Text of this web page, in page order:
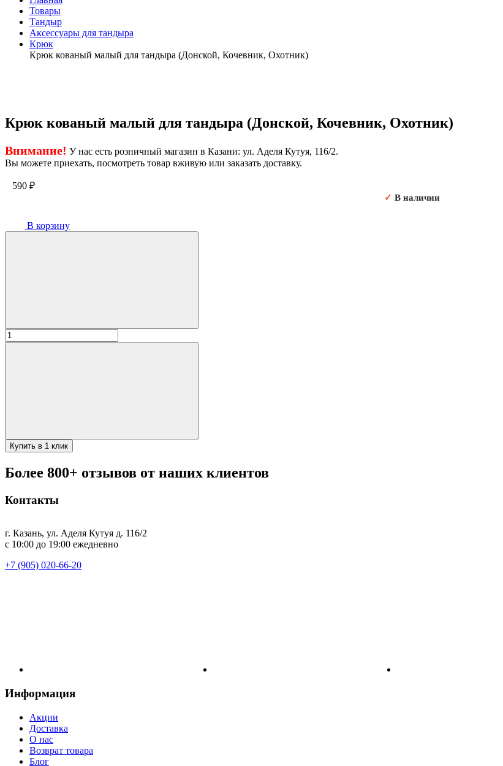
Товары
Тандыр
Аксессуары для тандыра
Крюк
Крюк кованый малый для тандыра (Донской, Кочевник, Охотник)
Крюк кованый малый для тандыра (Донской, Кочевник, Охотник)
Внимание! У нас есть розничный магазин в Казани: ул. Аделя Кутуя, 116/2.
Вы можете приехать, посмотреть товар вживую или заказать доставку.
590 ₽
✓ В наличии
В корзину
Количество
товара
Купить в 1 клик
Более 800+ отзывов от наших клиентов
Контакты
г. Казань, ул. Аделя Кутуя д. 116/2
с 10:00 до 19:00 ежедневно
+7 (905) 020-66-20
Информация
Акции
Доставка
О нас
Возврат товара
Блог